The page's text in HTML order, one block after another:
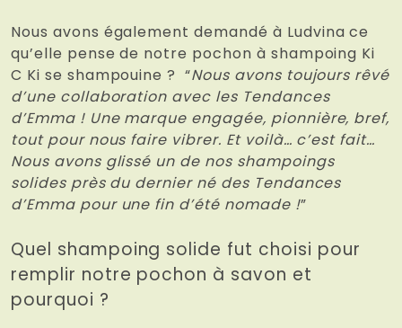
Nous avons également demandé à Ludvina ce
qu’elle pense de notre pochon à shampoing Ki
C Ki se shampouine ?“Nous avons toujours rêvé
d’une collaboration avec les Tendances
d’Emma ! Une marque engagée, pionnière, bref,
tout pour nous faire vibrer. Et voilà… c’est fait…
Nous avons glissé un de nos shampoings
solides près du dernier né des Tendances
d’Emma pour une fin d’été nomade !”
Quel shampoing solide fut choisi pour
remplir notre pochon à savon et
pourquoi ?